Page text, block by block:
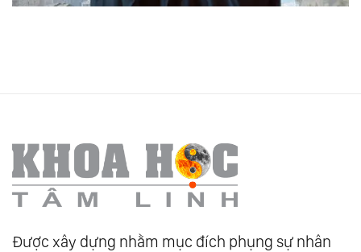
Được xây dựng nhằm mục đích phụng sự nhân